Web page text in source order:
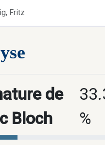
Fritz
de
Bloch
%